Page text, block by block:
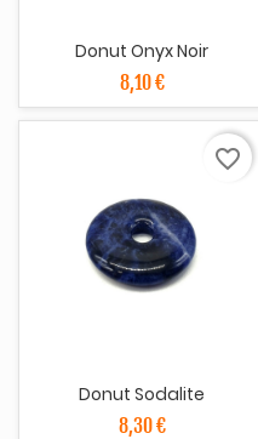
Donut Onyx Noir
8,10 €
Donut Sodalite
8,30 €
favorite_border